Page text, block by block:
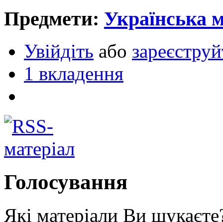
Предмети: Українська
Увійдіть або
1 вкладення
Голосування
Які матеріали Ви